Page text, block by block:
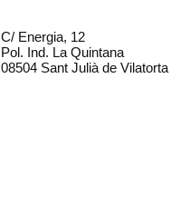
C/ Energia, 12
Pol. Ind. La Quintana
08504 Sant Julià de